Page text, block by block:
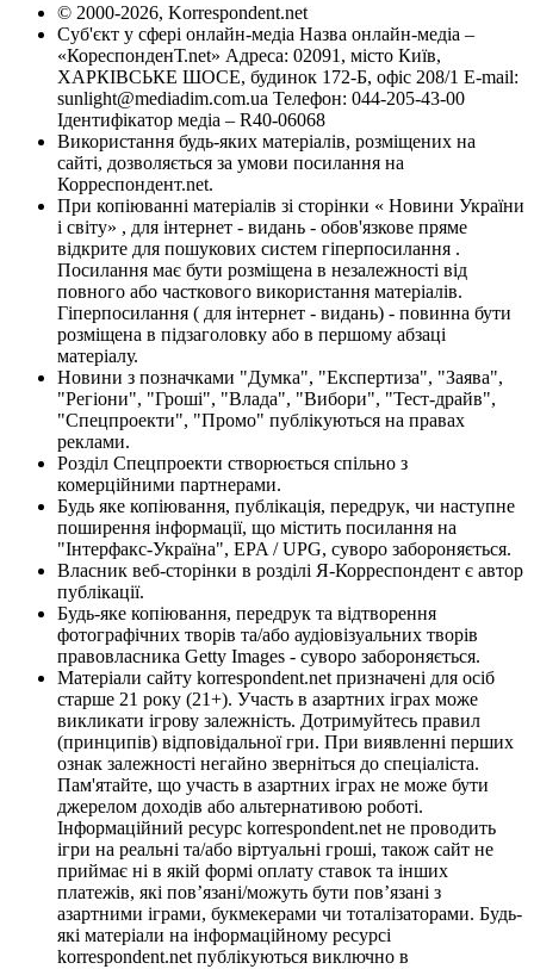
© 2000-2026, Korrespondent.net
Суб'єкт у сфері онлайн-медіа Назва онлайн-медіа –
«КореспонденТ.net» Адреса: 02091, місто Київ,
ХАРКІВСЬКЕ ШОСЕ, будинок 172-Б, офіс 208/1 E-mail:
sunlight@mediadim.com.ua Телефон: 044-205-43-00
Ідентифікатор медіа – R40-06068
Використання будь-яких матеріалів, розміщених на
сайті, дозволяється за умови посилання на
Корреспондент.net.
При копіюванні матеріалів зі сторінки « Новини України
і світу» , для інтернет - видань - обов'язкове пряме
відкрите для пошукових систем гіперпосилання .
Посилання має бути розміщена в незалежності від
повного або часткового використання матеріалів.
Гіперпосилання ( для інтернет - видань) - повинна бути
розміщена в підзаголовку або в першому абзаці
матеріалу.
Новини з позначками "Думка", "Експертиза", "Заява",
"Регіони", "Гроші", "Влада", "Вибори", "Тест-драйв",
"Спецпроекти", "Промо" публікуються на правах
реклами.
Розділ Спецпроекти створюється спільно з
комерційними партнерами.
Будь яке копіювання, публікація, передрук, чи наступне
поширення інформації, що містить посилання на
"Інтерфакс-Україна", EPA / UPG, суворо забороняється.
Власник веб-сторінки в розділі Я-Корреспондент є автор
публікації.
Будь-яке копіювання, передрук та відтворення
фотографічних творів та/або аудіовізуальних творів
правовласника Getty Images - суворо забороняється.
Матеріали сайту korrespondent.net призначені для осіб
старше 21 року (21+). Участь в азартних іграх може
викликати ігрову залежність. Дотримуйтесь правил
(принципів) відповідальної гри. При виявленні перших
ознак залежності негайно зверніться до спеціаліста.
Пам'ятайте, що участь в азартних іграх не може бути
джерелом доходів або альтернативою роботі.
Інформаційний ресурс korrespondent.net не проводить
ігри на реальні та/або віртуальні гроші, також сайт не
приймає ні в якій формі оплату ставок та інших
платежів, які пов’язані/можуть бути пов’язані з
азартними іграми, букмекерами чи тоталізаторами. Будь-
які матеріали на інформаційному ресурсі
korrespondent.net публікуються виключно в